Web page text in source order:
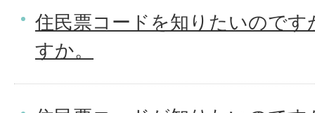
住民票コードを知りたいので
すか。